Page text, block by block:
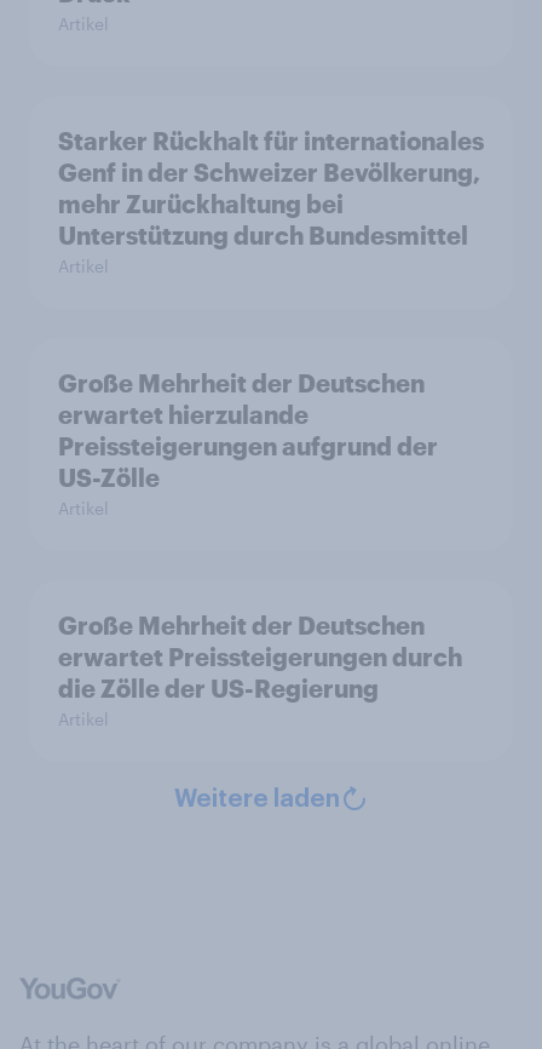
Artikel
Starker Rückhalt für internationales
Genf in der Schweizer Bevölkerung,
mehr Zurückhaltung bei
Unterstützung durch Bundesmittel
Artikel
Große Mehrheit der Deutschen
erwartet hierzulande
Preissteigerungen aufgrund der
US-Zölle
Artikel
Große Mehrheit der Deutschen
erwartet Preissteigerungen durch
die Zölle der US-Regierung
Artikel
Weitere laden